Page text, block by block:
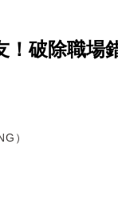
！破除職場
）